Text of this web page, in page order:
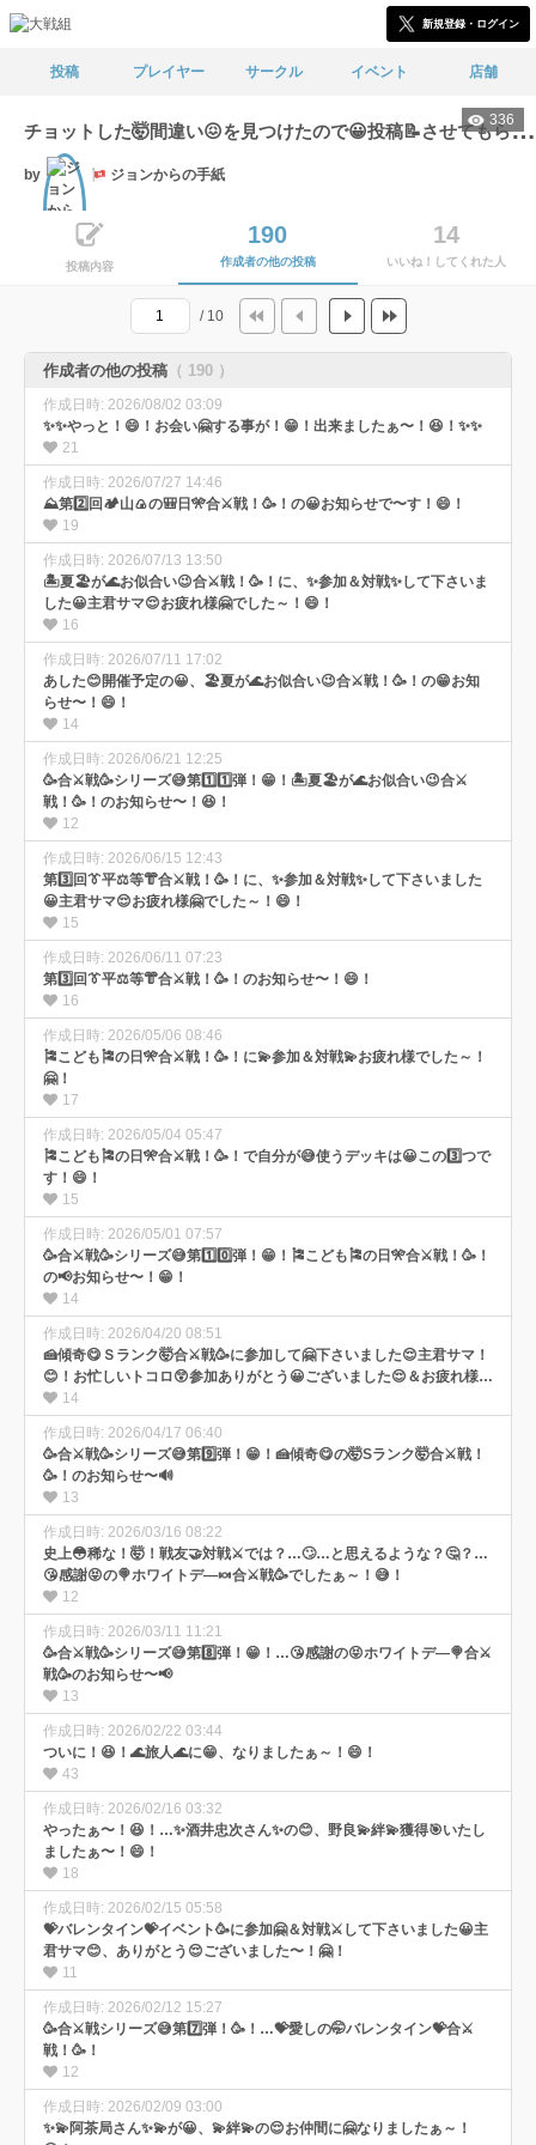
新規登録・ログイン
投稿 プレイヤー サークル イベント 店舗
336チ
ョットした🤯間違い😖を見つけたので😀投稿📝させてもらいました〜😅
by
文士
ジョンからの手紙
投稿内容
190
作成者の他の投稿
14
いいね！してくれた人
/ 10
作成者の他の投稿 （ 190 ）
作成日時: 2026/08/02 03:09
✨✨やっと！😄！お会い🤗する事が！😁！出来ましたぁ〜！😆！✨✨
21
作成日時: 2026/07/27 14:46
⛰️第2️⃣回🏕️山🍙の🎒日🎌合⚔️戦！🥳！の😀お知らせで〜す！😄！
19
作成日時: 2026/07/13 13:50
🏝️夏🏖️が🌊お似合い😉合⚔️戦！🥳！に、✨参加＆対戦✨して下さいま
した😀主君サマ😌お疲れ様🤗でした～！😄！
16
作成日時: 2026/07/11 17:02
あした😊開催予定の😀、🏖️夏が🌊お似合い😉合⚔️戦！🥳！の😁お知
らせ〜！😄！
14
作成日時: 2026/06/21 12:25
🥳合⚔️戦🥳シリーズ😅第1️⃣1️⃣弾！😁！🏝️夏🏖️が🌊お似合い😉合⚔️
戦！🥳！のお知らせ〜！😆！
12
作成日時: 2026/06/15 12:43
第3️⃣回👔平⚖️等👘合⚔️戦！🥳！に、✨参加＆対戦✨して下さいました
😀主君サマ😌お疲れ様🤗でした～！😄！
15
作成日時: 2026/06/11 07:23
第3️⃣回👔平⚖️等👘合⚔️戦！🥳！のお知らせ〜！😄！
16
作成日時: 2026/05/06 08:46
🎏こども🎏の日🎌合⚔️戦！🥳！に💫参加＆対戦💫お疲れ様でした～！
🤗！
17
作成日時: 2026/05/04 05:47
🎏こども🎏の日🎌合⚔️戦！🥳！で自分が😅使うデッキは😀この3️⃣つで
す！😄！
15
作成日時: 2026/05/01 07:57
🥳合⚔️戦🥳シリーズ😅第1️⃣0️⃣弾！😁！🎏こども🎏の日🎌合⚔️戦！🥳！
の📢お知らせ〜！😁！
14
作成日時: 2026/04/20 08:51
🍰傾奇😋Ｓランク🤯合⚔️戦🥳に参加して🤗下さいました😌主君サマ！
😊！お忙しいトコロ😲参加ありがとう😀ございました😌＆お疲れ様で
した～！🤗！
14
作成日時: 2026/04/17 06:40
🥳合⚔️戦🥳シリーズ😅第9️⃣弾！😁！🍰傾奇😋の🤯Sランク🤯合⚔️戦！
🥳！のお知らせ〜🔊
13
作成日時: 2026/03/16 08:22
史上😳稀な！🤯！戦友🤝対戦⚔️では？…🙄…と思えるような？🤔？…
😘感謝😝の🍭ホワイトデ―🍬合⚔️戦🥳でしたぁ～！😅！
12
作成日時: 2026/03/11 11:21
🥳合⚔️戦🥳シリーズ😅第8️⃣弾！😁！…😘感謝の😝ホワイトデ―🍭合⚔️
戦🥳のお知らせ〜📢
13
作成日時: 2026/02/22 03:44
ついに！😆！🌊旅人🌊に😁、なりましたぁ～！😄！
43
作成日時: 2026/02/16 03:32
やったぁ〜！😆！…✨酒井忠次さん✨の😊、野良💫絆💫獲得🎯いたし
ましたぁ〜！😄！
18
作成日時: 2026/02/15 05:58
💝バレンタイン💝イベント🥳に参加🤗＆対戦⚔️して下さいました😀主
君サマ😊、ありがとう😌ございました〜！🤗！
11
作成日時: 2026/02/12 15:27
🥳合⚔️戦シリーズ😅第7️⃣弾！🥳！…💝愛しの🤭バレンタイン💝合⚔️
戦！🥳！
12
作成日時: 2026/02/09 03:00
✨💫阿茶局さん✨💫が😀、💫絆💫の😌お仲間に🤗なりましたぁ～！